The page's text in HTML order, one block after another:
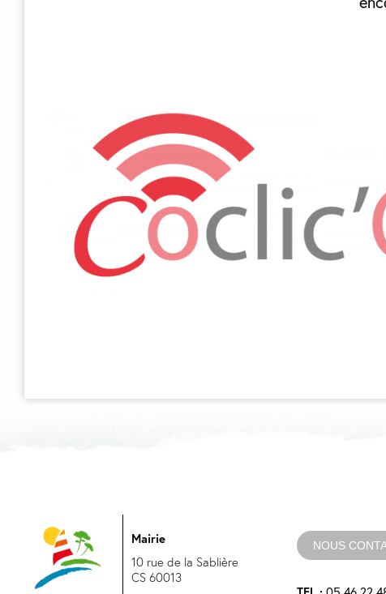
Mairie
10 rue de la Sablière
CS 60013
NOUS